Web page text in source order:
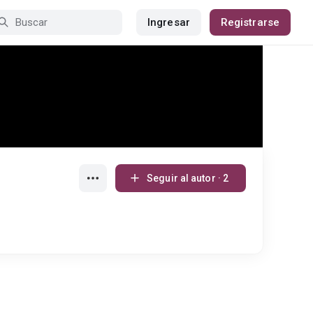
Ingresar Registrarse
Seguir al autor · 2